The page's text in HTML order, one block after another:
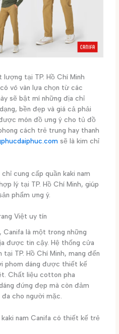
lượng tại TP. Hồ Chí Minh
vô vàn lựa chọn từ các
sẽ bật mí những địa chỉ
bền đẹp và giá cả phải
món đồ ưng ý cho tủ đồ
cách trẻ trung hay thanh
sẽ là kim chỉ
cung cấp quần kaki nam
lý tại TP. Hồ Chí Minh, giúp
phẩm ưng ý.
Việt uy tín
Canifa là một trong những
được tin cậy. Hệ thống cửa
TP. Hồ Chí Minh, mang đến
phom dáng được thiết kế
Chất liệu cotton pha
đứng đẹp mà còn đảm
cho người mặc.
kaki nam Canifa có thiết kế trẻ